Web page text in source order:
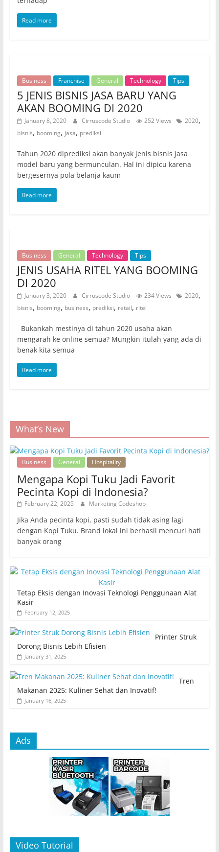
Read more
Business Franchise General Technology Tips
5 JENIS BISNIS JASA BARU YANG
AKAN BOOMING DI 2020
January 8, 2020 Cirruscode Studio 252 Views 2020,
bisnis, booming, jasa, prediksi
Tahun 2020 diprediksi akan banyak jenis bisnis jasa
model baru yang bermunculan. Hal ini dipicu karena
bergesernya pola belanja kaum
Read more
Business General Technology Tips
JENIS USAHA RITEL YANG BOOMING
DI 2020
January 3, 2020 Cirruscode Studio 234 Views 2020,
bisnis, booming, business, prediksi, retail, ritel
Bukankah mestinya di tahun 2020 usaha akan
mengarah ke online semua? Mungkin itulah yang ada di
benak kita semua
Read more
What’s New
Business General Hospitality
Mengapa Kopi Tuku Jadi Favorit
Pecinta Kopi di Indonesia?
February 22, 2025 Marketing Codeshop
Jika Anda pecinta kopi, pasti sudah tidak asing lagi
dengan Kopi Tuku. Brand lokal ini berhasil mencuri hati
banyak orang
Tetap Eksis dengan Inovasi Teknologi Penggunaan Alat
Kasir
February 12, 2025
Printer Struk
Dorong Bisnis Lebih Efisien
January 31, 2025
Tren
Makanan 2025: Kuliner Sehat dan Inovatif!
January 16, 2025
Ads
Video Tutorial